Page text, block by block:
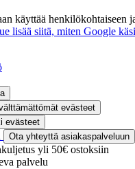
käyttää henkilökohtaiseen
lisää siitä, miten Google
evästeet
evästeet
Ota yhteyttä asiakaspalveluun
yli 50€ ostoksiin
palvelu